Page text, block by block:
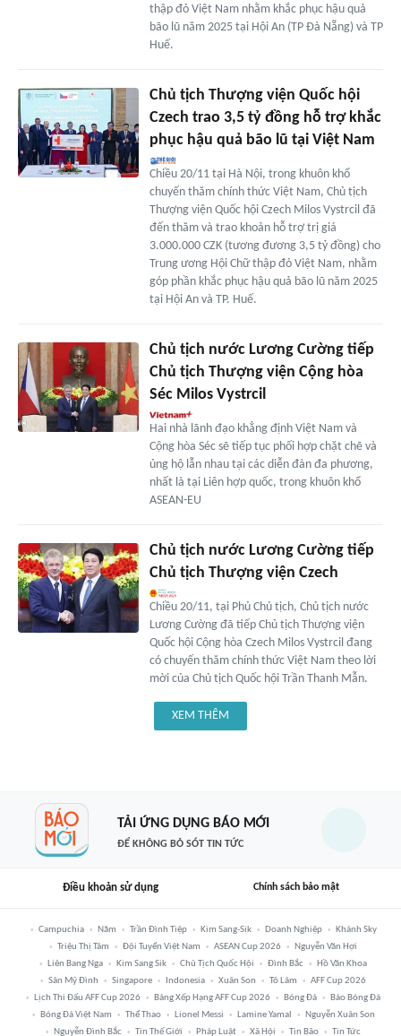
thập đỏ Việt Nam nhằm khắc phục hậu quả
bão lũ năm 2025 tại Hội An (TP Đà Nẵng) và TP
Huế.
Chủ tịch Thượng viện Quốc hội
Czech trao 3,5 tỷ đồng hỗ trợ khắc
phục hậu quả bão lũ tại Việt Nam
Chiều 20/11 tại Hà Nội, trong khuôn khổ
chuyến thăm chính thức Việt Nam, Chủ tịch
Thượng viện Quốc hội Czech Milos Vystrcil đã
đến thăm và trao khoản hỗ trợ trị giá
3.000.000 CZK (tương đương 3,5 tỷ đồng) cho
Trung ương Hội Chữ thập đỏ Việt Nam, nhằm
góp phần khắc phục hậu quả bão lũ năm 2025
tại Hội An và TP. Huế.
Chủ tịch nước Lương Cường tiếp
Chủ tịch Thượng viện Cộng hòa
Séc Milos Vystrcil
Hai nhà lãnh đạo khẳng định Việt Nam và
Cộng hòa Séc sẽ tiếp tục phối hợp chặt chẽ và
ủng hộ lẫn nhau tại các diễn đàn đa phương,
nhất là tại Liên hợp quốc, trong khuôn khổ
ASEAN-EU
Chủ tịch nước Lương Cường tiếp
Chủ tịch Thượng viện Czech
Chiều 20/11, tại Phủ Chủ tịch, Chủ tịch nước
Lương Cường đã tiếp Chủ tịch Thượng viện
Quốc hội Cộng hòa Czech Milos Vystrcil đang
có chuyến thăm chính thức Việt Nam theo lời
mời của Chủ tịch Quốc hội Trần Thanh Mẫn.
XEM THÊM
TẢI ỨNG DỤNG BÁO MỚI
ĐỂ KHÔNG BỎ SÓT TIN TỨC
Điều khoản sử dụng Chính sách bảo mật
Campuchia Năm Trần Đình Tiệp Kim Sang-Sik Doanh Nghiệp
Khánh Sky
Triệu Thị Tâm
Đội Tuyển Việt Nam ASEAN Cup 2026
Nguyễn Văn Hợi
Liên Bang Nga
Kim Sang Sik Chủ Tịch Quốc Hội Đình Bắc
Hồ Văn Khoa
Sân Mỹ Đình
Singapore Indonesia Xuân Son Tô Lâm
AFF Cup 2026
Lịch Thi Đấu AFF Cup 2026
Bảng Xếp Hạng AFF Cup 2026 Bóng Đá
Báo Bóng Đá
Bóng Đá Việt Nam
Thể Thao Lionel Messi Lamine Yamal
Nguyễn Xuân Son
Nguyễn Đình Bắc
Tin Thế Giới Pháp Luật Xã Hội Tin Bão Tin Tức